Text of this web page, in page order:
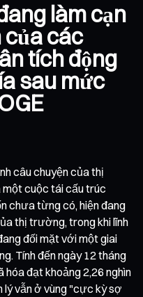
làm cạn
của các
tích động
sau mức
câu chuyện của thị
cuộc tái cấu trúc
chưa từng có, hiện đang
thị trường, trong khi lĩnh
đối mặt với một giai
Tính đến ngày 12 tháng
đạt khoảng 2,26 nghìn
lý vẫn ở vùng "cực kỳ sợ